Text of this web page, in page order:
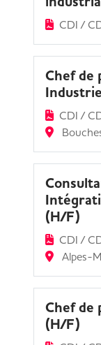
CDI /
Chef de
CDI /
(H/F)
CDI /
Alpes-
Chef de
(H/F)